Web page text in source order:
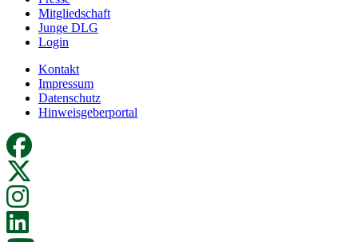
Mitgliedschaft
Junge DLG
Login
Kontakt
Impressum
Datenschutz
Hinweisgeberportal